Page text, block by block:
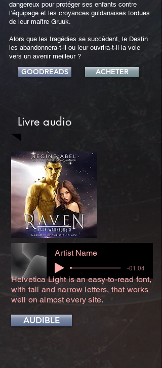
dangereux pour protéger ses enfants contre
l’équipage et les croyances guldanaises tordues
de leur maître Gruuk.
Alors que les tragédies se succèdent, le Destin
les abandonnera-t-il ou leur ouvrira-t-il la voie
vers un avenir meilleur ?
GOODREADS ACHETER
Livre audio
Artist Name
-01:04
Helvetica Light is an easy-to-read font,
with tall and narrow letters, that works
well on almost every site.
AUDIBLE